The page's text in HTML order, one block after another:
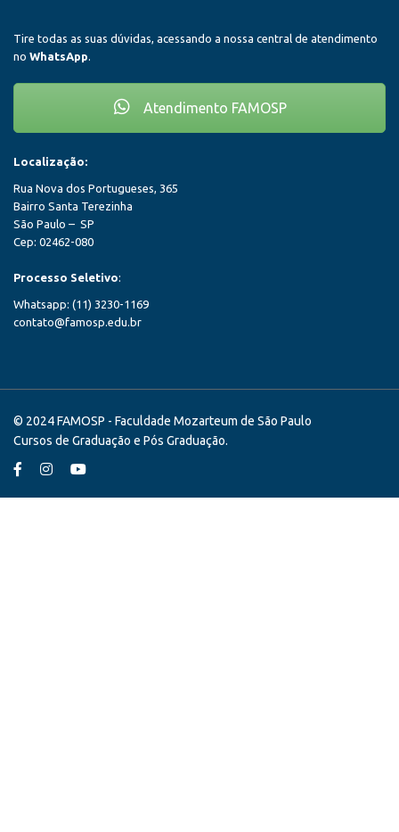
Tire todas as suas dúvidas, acessando a nossa central de atendimento
no WhatsApp.
Atendimento FAMOSP
Localização:
Rua Nova dos Portugueses, 365
Bairro Santa Terezinha
São Paulo – SP
Cep: 02462-080
Processo Seletivo:
Whatsapp: (11) 3230-1169
contato@famosp.edu.br
© 2024 FAMOSP - Faculdade Mozarteum de São Paulo
Cursos de Graduação e Pós Graduação.